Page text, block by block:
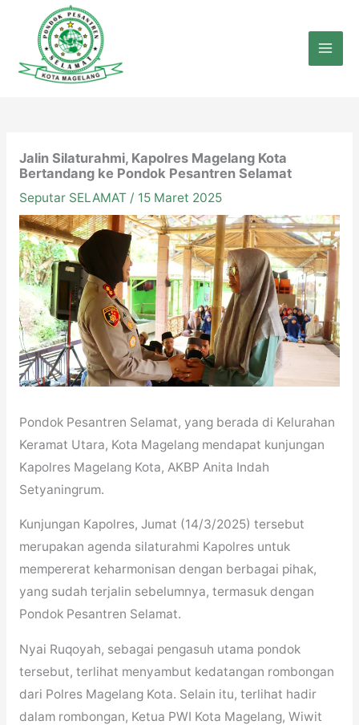
konten
Jalin Silaturahmi, Kapolres Magelang Kota
Bertandang ke Pondok Pesantren Selamat
Seputar SELAMAT/ 15 Maret 2025
Pondok Pesantren Selamat, yang berada di Kelurahan
Keramat Utara, Kota Magelang mendapat kunjungan
Kapolres Magelang Kota, AKBP Anita Indah
Setyaningrum.
Kunjungan Kapolres, Jumat (14/3/2025) tersebut
merupakan agenda silaturahmi Kapolres untuk
mempererat keharmonisan dengan berbagai pihak,
yang sudah terjalin sebelumnya, termasuk dengan
Pondok Pesantren Selamat.
Nyai Ruqoyah, sebagai pengasuh utama pondok
tersebut, terlihat menyambut kedatangan rombongan
dari Polres Magelang Kota. Selain itu, terlihat hadir
dalam rombongan, Ketua PWI Kota Magelang, Wiwit